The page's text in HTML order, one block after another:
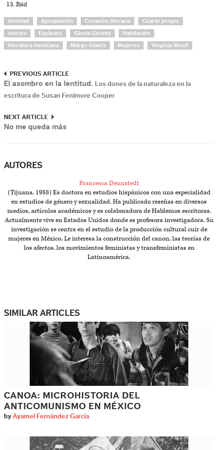
Ibid
Amistad Apropiación Creación literaria Cuarto propio
cuerpo Espàcios Gloria Gervitz Habitación
literatura mexicana Margo Glantz Mujeres Virginia Woolf
PREVIOUS ARTICLE
El asombro en la lentitud. Los dones de la naturaleza en la
escritura de Susan Fenimore Cooper
NEXT ARTICLE
No me queda más
AUTORES
Francesca Dennstedt
(Tijuana, 1988) Es doctora en estudios hispánicos con una especialidad
en estudios de género y sexualidad. Ha publicado reseñas en diversos
medios, artículos académicos y es colaboradora de Hablemos escritoras.
Actualmente vive en Estados Unidos donde es profesora investigadora. Su
investigación se centra en el estudio de la producción cultural cuir de
mujeres en México. Le interesa la construcción del canon, las teorías de
los afectos, los movimientos feministas y transfeministas en
Latinoamérica.
SIMILAR ARTICLES
CANOA: MICROHISTORIA DEL
ANTICOMUNISMO EN MÉXICO
by Ayamel Fernández García